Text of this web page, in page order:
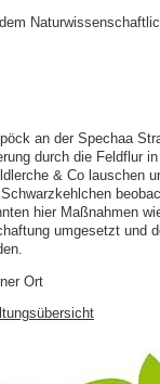
an der Spechaa
durch die Feldflur
& Co lauschen
hier Maßnahmen
umgesetzt und
Ort